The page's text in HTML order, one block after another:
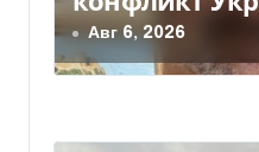
а
п
и
из-за платежек
Авг 6, 2026